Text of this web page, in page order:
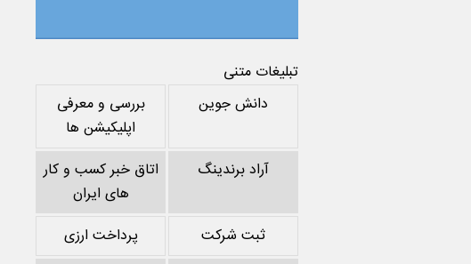
تبلیغات متنی
دانش جوین
بررسی و معرفی
اپلیکیشن ها
آراد برندینگ
اتاق خبر کسب و کار
های ایران
ثبت شرکت
پرداخت ارزی